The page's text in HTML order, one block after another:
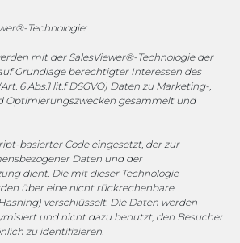
Technologie:
mit der SalesViewer®-Technologie der
Grundlage berechtigter Interessen des
6 Abs.1 lit.f DSGVO) Daten zu Marketing-,
Optimierungszwecken gesammelt und
basierter Code eingesetzt, der zur
Daten und der
dient. Die mit dieser Technologie
über eine nicht rückrechenbare
verschlüsselt. Die Daten werden
und nicht dazu benutzt, den Besucher
zu identifizieren.
RICHTLINIE (EU)
IT GmbH & Co. KG |